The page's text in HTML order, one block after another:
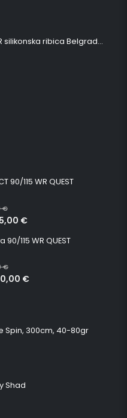
Šetač srednji NATUR silikonska ribica Belgrade Walker
90/115 WR QUEST
€
€
115 WR QUEST
€
€
Spin, 300cm, 40-80gr
Shad